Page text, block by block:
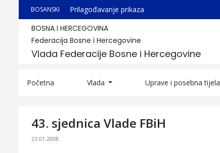
BOSANSKI Prilagođavanje prikaza
BOSNA I HERCEGOVINA
Federacija Bosne i Hercegovine
Vlada Federacije Bosne i Hercegovine
Početna Vlada Uprave i posebna tijela
43. sjednica Vlade FBiH
23.01.2008.